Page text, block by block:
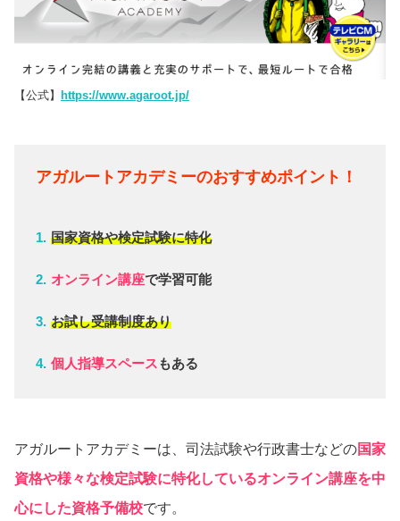
【公式】 https://www.agaroot.jp/
アガルートアカデミーのおすすめポイント！
国家資格や検定試験に特化
オンライン講座で学習可能
お試し受講制度あり
個人指導スペースもある
アガルートアカデミーは、司法試験や行政書士などの国家
資格や様々な検定試験に特化しているオンライン講座を中
心にした資格予備校です。